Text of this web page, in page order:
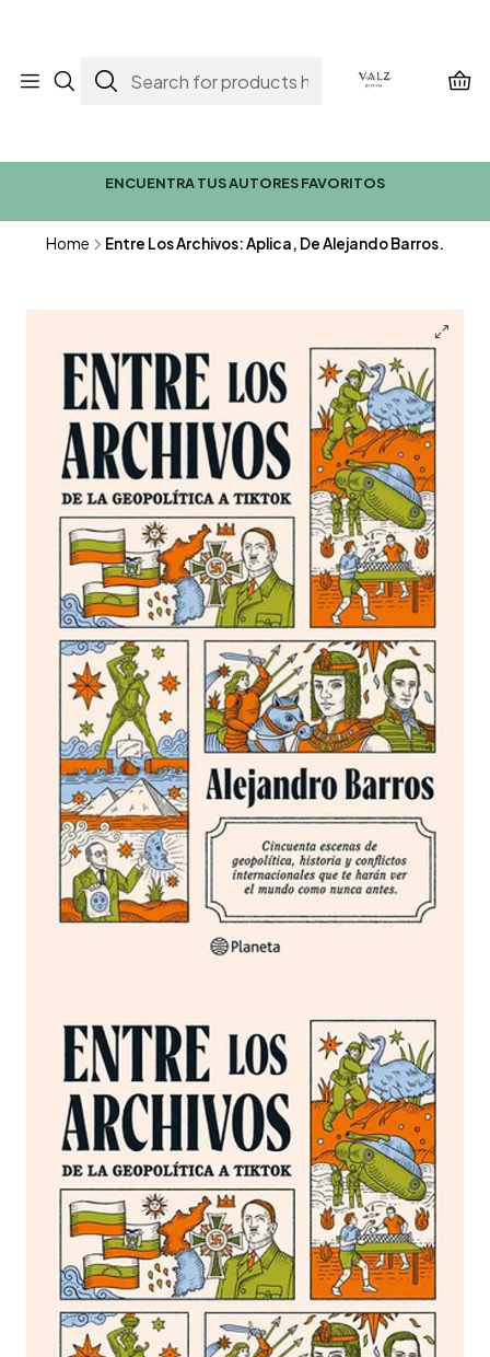
ENCUENTRA TUS AUTORES FAVORITOS
Home Entre Los Archivos: Aplica, De Alejando Barros.